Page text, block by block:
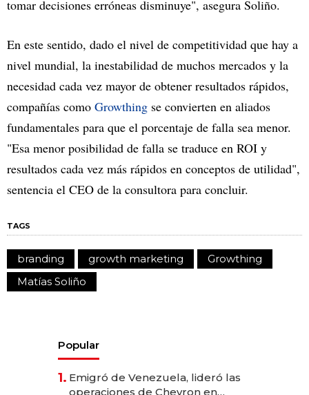
tomar decisiones erróneas disminuye", asegura Soliño.
En este sentido, dado el nivel de competitividad que hay a
nivel mundial, la inestabilidad de muchos mercados y la
necesidad cada vez mayor de obtener resultados rápidos,
compañías como Growthing se convierten en aliados
fundamentales para que el porcentaje de falla sea menor.
"Esa menor posibilidad de falla se traduce en ROI y
resultados cada vez más rápidos en conceptos de utilidad",
sentencia el CEO de la consultora para concluir.
TAGS
branding growth marketing
Growthing
Matías Soliño
Popular
1. Emigró de Venezuela, lideró las
operaciones de Chevron en